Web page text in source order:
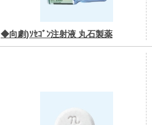
◆向劇)ｿｾｺﾞﾝ注射液 丸石製薬